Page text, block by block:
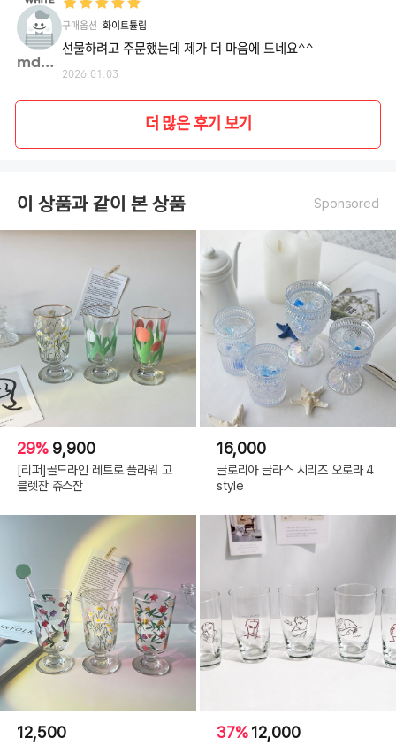
mdea**
구매옵션 화이트튤립
선물하려고 주문했는데 제가 더 마음에 드네요^^
2026.01.03
더 많은 후기 보기
이 상품과 같이 본 상품 Sponsored
29% 9,900
[리퍼]골드라인 레트로 플라워 고
블렛잔 쥬스잔
16,000
글로리아 글라스 시리즈 오로라 4
style
12,500 37%12,000